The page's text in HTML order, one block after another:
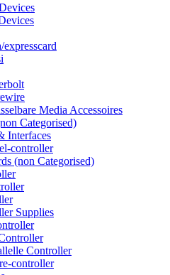
expresscard
Media Accessoires
Categorised)
Interfaces
controller
(non Categorised)
Supplies
Controller
controller